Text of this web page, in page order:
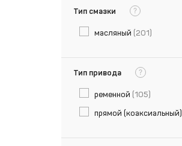
Тип смазки ?
масляный (201)
Тип привода ?
ременной (105)
прямой (коаксиальный)